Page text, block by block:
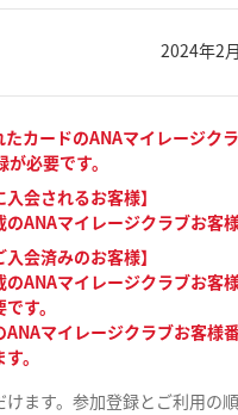
2024年2
カードのANAマイレージク
必要です。
会されるお客様】
ANAマイレージクラブお客
会済みのお客様】
ANAマイレージクラブお
す。
マイレージクラブお客
。
ます。参加登録とご利用の順